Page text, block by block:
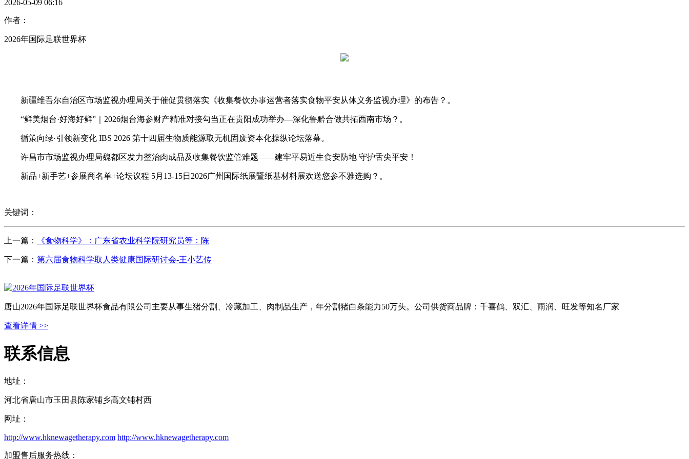
2026-05-09 06:16
作者：
2026年国际足联世界杯
新疆维吾尔自治区市场监视办理局关于催促贯彻落实《收集餐饮办事运营者落实食物平安从体义务监视办理》的布告？。
“鲜美烟台·好海好鲜”｜2026烟台海参财产精准对接勾当正在贵阳成功举办—深化鲁黔合做共拓西南市场？。
循策向绿·引领新变化 IBS 2026 第十四届生物质能源取无机固废资本化操纵论坛落幕。
许昌市市场监视办理局魏都区发力整治肉成品及收集餐饮监管难题——建牢平易近生食安防地 守护舌尖平安！
新品+新手艺+参展商名单+论坛议程 5月13-15日2026广州国际纸展暨纸基材料展欢送您参不雅选购？。
关键词：
上一篇： 《食物科学》：广东省农业科学院研究员等：陈
下一篇： 第六届食物科学取人类健康国际研讨会-王小艺传
唐山2026年国际足联世界杯食品有限公司主要从事生猪分割、冷藏加工、肉制品生产，年分割猪白条能力50万头。公司供货商品牌：千喜鹤、双汇、雨润、旺发等知名厂家
查看详情 >>
联系信息
地址：
河北省唐山市玉田县陈家铺乡高文铺村西
网址：
http://www.hknewagetherapy.com http://www.hknewagetherapy.com
加盟售后服务热线：